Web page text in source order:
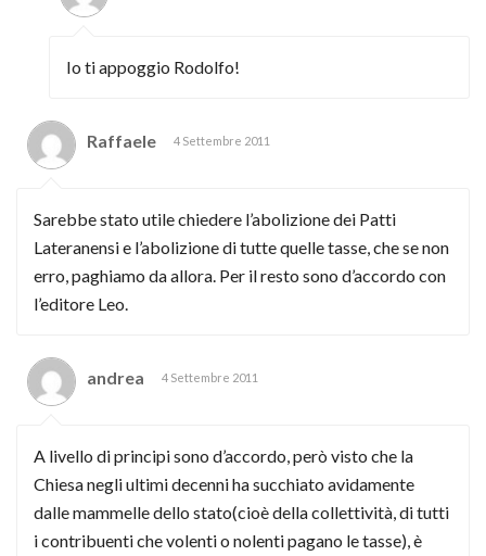
Io ti appoggio Rodolfo!
Raffaele 4 Settembre 2011
Sarebbe stato utile chiedere l’abolizione dei Patti
Lateranensi e l’abolizione di tutte quelle tasse, che se non
erro, paghiamo da allora. Per il resto sono d’accordo con
l’editore Leo.
andrea 4 Settembre 2011
A livello di principi sono d’accordo, però visto che la
Chiesa negli ultimi decenni ha succhiato avidamente
dalle mammelle dello stato(cioè della collettività, di tutti
i contribuenti che volenti o nolenti pagano le tasse), è